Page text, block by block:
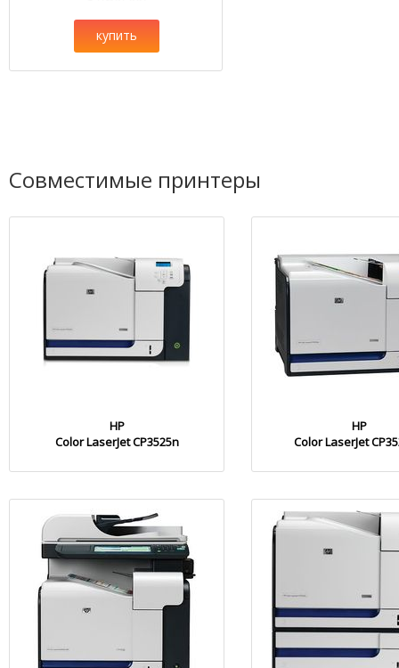
купить
Совместимые принтеры
HP
Color LaserJet CP3525n
HP
Color LaserJet